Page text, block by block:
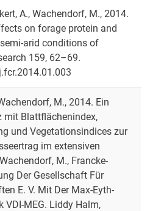
A., Wachendorf, M., 2014.
on forage protein and
arid conditions of
159, 62–69.
M., 2014. Ein
mit Blattflächenindex,
und Vegetationsindices zur
im extensiven
M., Francke-
Der Gesellschaft Für
E. V. Mit Der Max-Eyth-
VDI-MEG. Liddy Halm,